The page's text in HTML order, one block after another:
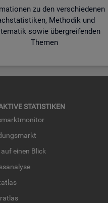
zu den verschiedenen
Methodik und
sowie übergreifenden
Themen
STA­TIS­TI­KEN
einen Blick